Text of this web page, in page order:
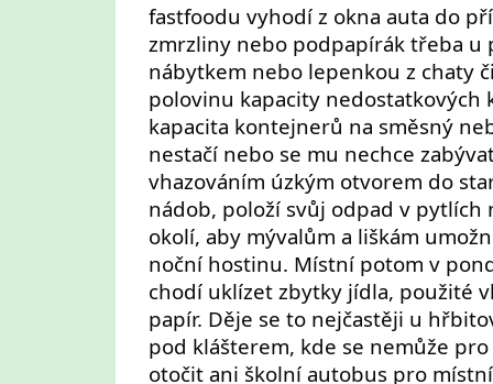
fastfoodu vyhodí z okna auta do
zmrzliny nebo podpapírák třeba u
nábytkem nebo lepenkou z chaty
polovinu kapacity nedostatkových
kapacita kontejnerů na směsný
nestačí nebo se mu nechce
vhazováním úzkým otvorem do
nádob, položí svůj odpad v pytlích
okolí, aby mývalům a liškám
noční hostinu. Místní potom v
chodí uklízet zbytky jídla, použité
papír. Děje se to nejčastěji u
pod klášterem, kde se nemůže
otočit ani školní autobus pro